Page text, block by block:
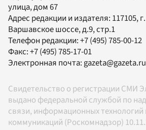
улица, дом 67
Адрес редакции и издателя: 117105, г.
Варшавское шоссе, д.9, стр.1
Телефон редакции:+7 (495) 785-00-12
Факс:+7 (495) 785-17-01
Электронная почта:gazeta@gazeta.ru
Свидетельство о регистрации СМИ
выдано федеральной службой по
связи, информационных
коммуникаций (Роскомнадзор)